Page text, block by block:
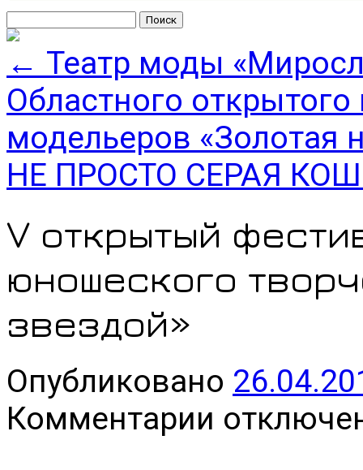
← Театр моды
Областного
модельеров «Золотая
НЕ ПРОСТО СЕРАЯ
V открытый
юношеского
звездой»
Опубликовано
Комментарии
записи